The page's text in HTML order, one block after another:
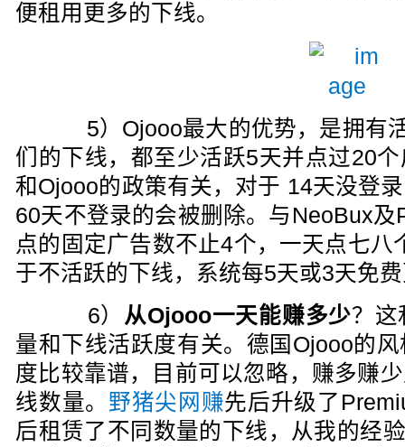
便租用更多的下线。
5）Ojooo最大的优势，是拥有
们的下线，都至少活跃5天并点过20
和Ojooo的政策有关，对于 14天没登
60天不登录的会被删除。与NeoBux
点的固定广告数不止4个，一天点七八
于不活跃的下线，系统每5天或3天免
6） 从Ojooo一天能赚多少？这
量和下线活跃度有关。德国Ojooo的
度比较靠谱，目前可以忽略，赚多赚
线数量。 野猪尖网赚先后升级了
后租赁了不同数量的下线，从我的经